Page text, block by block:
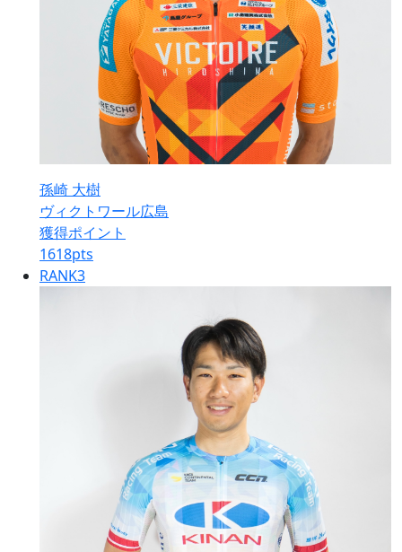
孫崎 大樹
ヴィクトワール広島
獲得ポイント
1618pts
RANK3